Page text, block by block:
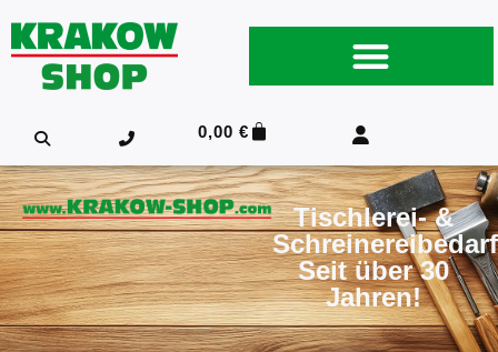
0,00€
Tischlerei- &
Schreinereibedarf
Seit über 30
Jahren!